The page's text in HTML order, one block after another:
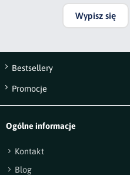
Wyślij opinię
Wypisz się
Bestsellery
Promocje
Ogólne informacje
Kontakt
Blog